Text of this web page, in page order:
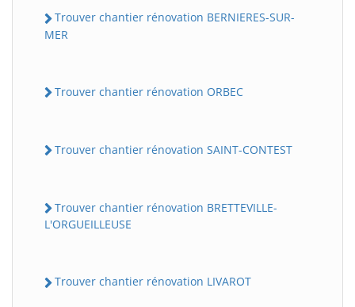
Trouver chantier rénovation BERNIERES-SUR-
MER
Trouver chantier rénovation ORBEC
Trouver chantier rénovation SAINT-CONTEST
Trouver chantier rénovation BRETTEVILLE-
L'ORGUEILLEUSE
Trouver chantier rénovation LIVAROT